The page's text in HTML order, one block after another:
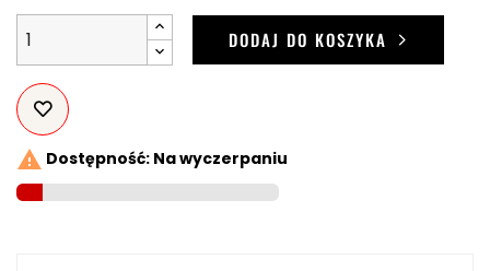
DODAJ DO KOSZYKA
 Dostępność: Na wyczerpaniu